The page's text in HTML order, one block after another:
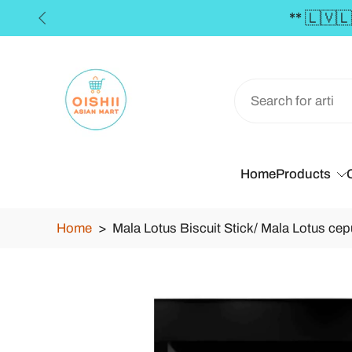
Skip
to
**
HomeProducts
Home > Mala Lotus Biscuit Stick/ Mala Lotus